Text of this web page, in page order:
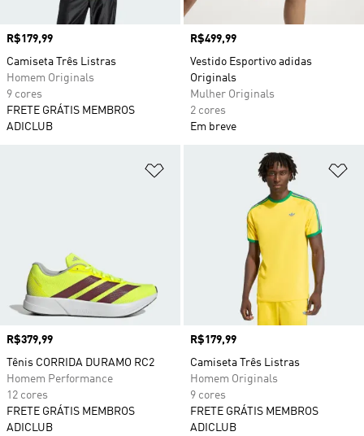
Preço
R$179,99
Camiseta Três Listras
Homem Originals
9 cores
FRETE GRÁTIS MEMBROS
ADICLUB
Preço
R$499,99
Vestido Esportivo adidas
Originals
Mulher Originals
2 cores
Em breve
Adicionar à Lista de Desejos
Preço
R$379,99
Tênis CORRIDA DURAMO RC2
Homem Performance
12 cores
FRETE GRÁTIS MEMBROS
ADICLUB
Preço
R$179,99
Camiseta Três Listras
Homem Originals
9 cores
FRETE GRÁTIS MEMBROS
ADICLUB